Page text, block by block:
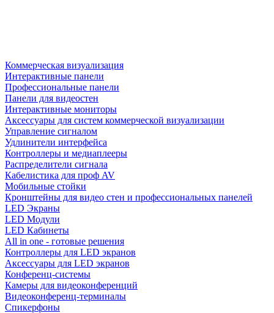
Коммерческая визуализация
Интерактивные панели
Профессиональные панели
Панели для видеостен
Интерактивные мониторы
Аксессуары для систем коммерческой визуализации
Управление сигналом
Удлинители интерфейса
Контроллеры и медиаплееры
Распределители сигнала
Кабелистика для проф AV
Мобильные стойки
Кронштейны для видео стен и профессиональных панелей
LED Экраны
LED Модули
LED Кабинеты
All in one - готовые решения
Контроллеры для LED экранов
Аксессуары для LED экранов
Конференц-системы
Камеры для видеоконференций
Видеоконференц-терминалы
Спикерфоны